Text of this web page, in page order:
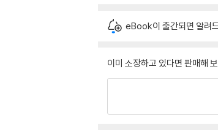
eBook이 출간되면 알려
이미 소장하고 있다면 판매해